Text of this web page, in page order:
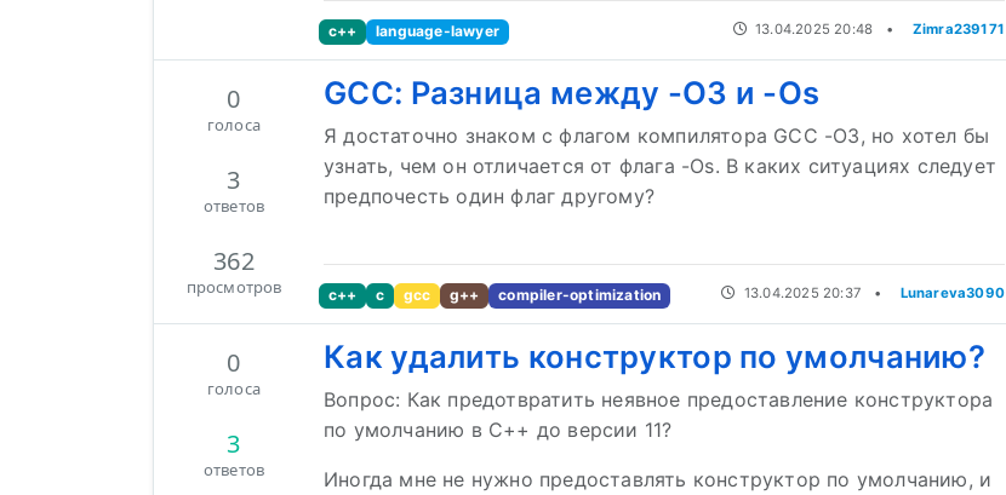
c++ language-lawyer 13.04.2025 20:48 • Zimra239171
0
голоса
3
ответов
362
просмотров
GCC: Разница между -O3 и -Os
Я достаточно знаком с флагом компилятора GCC -O3, но хотел бы
узнать, чем он отличается от флага -Os. В каких ситуациях следует
предпочесть один флаг другому?
c++ c gcc g++ compiler-optimization 13.04.2025 20:37 • Lunareva3090
0
голоса
3
ответов
Как удалить конструктор по умолчанию?
Вопрос: Как предотвратить неявное предоставление конструктора
по умолчанию в C++ до версии 11?
Иногда мне не нужно предоставлять конструктор по умолчанию, и